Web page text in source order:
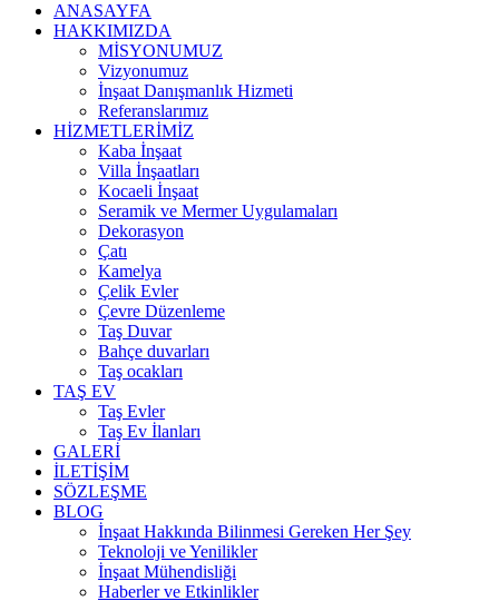
ANASAYFA
HAKKIMIZDA
MİSYONUMUZ
Vizyonumuz
İnşaat Danışmanlık Hizmeti
Referanslarımız
HİZMETLERİMİZ
Kaba İnşaat
Villa İnşaatları
Kocaeli İnşaat
Seramik ve Mermer Uygulamaları
Dekorasyon
Çatı
Kamelya
Çelik Evler
Çevre Düzenleme
Taş Duvar
Bahçe duvarları
Taş ocakları
TAŞ EV
Taş Evler
Taş Ev İlanları
GALERİ
İLETİŞİM
SÖZLEŞME
BLOG
İnşaat Hakkında Bilinmesi Gereken Her Şey
Teknoloji ve Yenilikler
İnşaat Mühendisliği
Haberler ve Etkinlikler